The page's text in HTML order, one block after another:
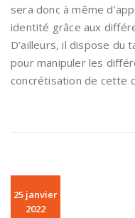
sera donc à même
identité grâce aux
D’ailleurs, il dispose du
pour manipuler les
concrétisation de cette
25 janvier
2022